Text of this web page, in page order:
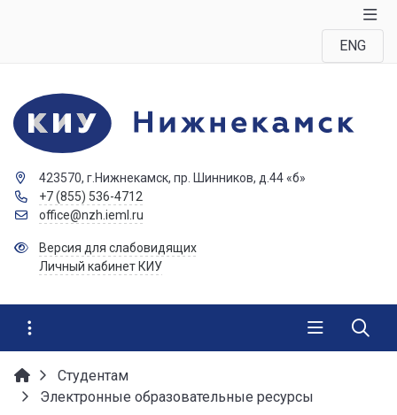
ENG
423570, г.Нижнекамск, пр. Шинников, д.44 «б»
+7 (855) 536-4712
office@nzh.ieml.ru
Версия для слабовидящих
Личный кабинет КИУ
Студентам
Электронные образовательные ресурсы